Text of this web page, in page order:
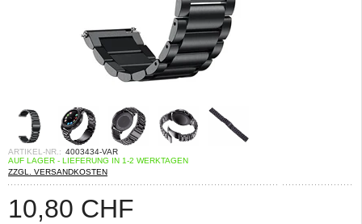
ARTIKEL-NR.: 4003434-VAR
AUF LAGER - LIEFERUNG IN 1-2 WERKTAGEN
ZZGL. VERSANDKOSTEN
10,80 CHF